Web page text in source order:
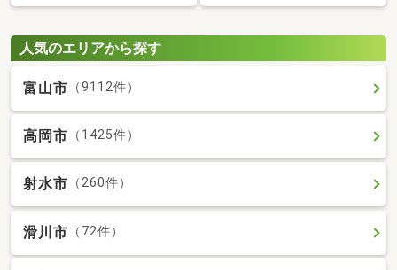
人気のエリアから探す
富山市 （9112件）
高岡市 （1425件）
射水市 （260件）
滑川市 （72件）